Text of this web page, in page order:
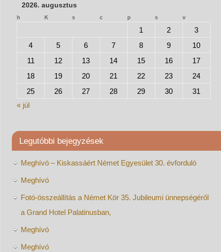
2026. augusztus
h K s c p s v
1 2
3
4
5 6 7 8 9
10
11
12 13 14 15 16
17
18
19 20 21 22 23
24
25
26 27 28 29 30
31
« júl
Legutóbbi bejegyzések
Meghívó – Kiskassáért Német Egyesület 30. évforduló
Meghívó
Fotó-összeállítás a Német Kör 35. Jubileumi ünnepségéről
a Grand Hotel Palatinusban,
Meghívó
Meghívó